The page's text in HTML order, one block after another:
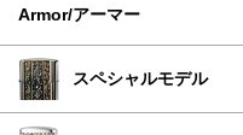
Armor/アーマー
スペシャルモデル